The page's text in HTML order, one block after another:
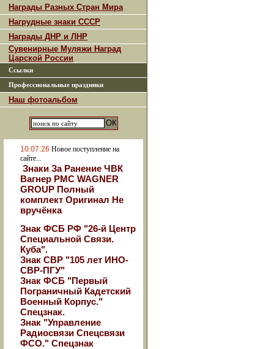
Награды Разных Стран Мира
Нагрудные знаки СССР
Награды ДНР и ЛНР
Сувенирные Муляжи Наград
Царской России
Ссылки
Профессиональные праздники
Наш фотоальбом
10.07.26 Новое поступление на
сайте...
Знаки За Ранение ЧВК
Вагнер РМС WAGNER
GROUP Полный
комплект Оригинал Не
вручёнка
Знак ФСБ РФ "26-й Центр
Специальной Связи.
Куба".
Знак СВР "105 лет ИНО-
СВР-ПГУ"
Знак ФСБ "Первый
Пограничный Кадетский
Военный Корпус."
Спецзнак.
Знак "Управление
Радиосвязи Спецсвязи
ФСО." Спецзнак